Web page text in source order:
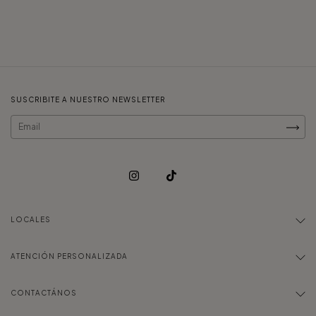
SUSCRIBITE A NUESTRO NEWSLETTER
LOCALES
ATENCIÓN PERSONALIZADA
CONTACTÁNOS